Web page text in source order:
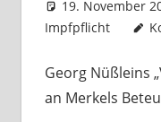
19. November
Impfpflicht
Georg Nüßleins
an Merkels